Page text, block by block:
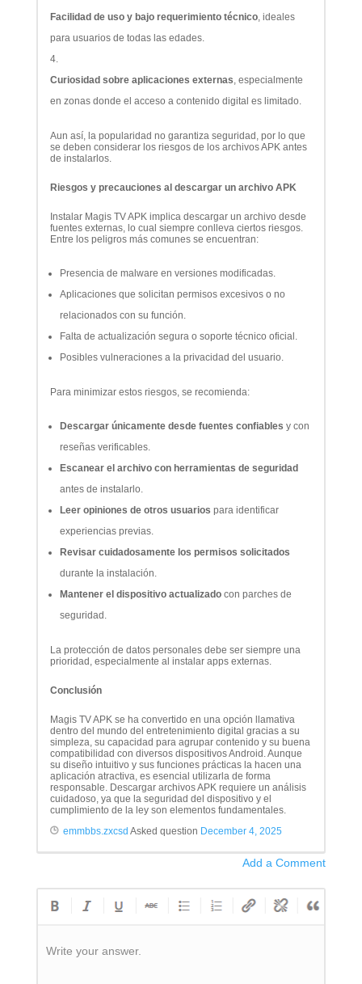
Facilidad de uso y bajo requerimiento técnico, ideales
para usuarios de todas las edades.
Curiosidad sobre aplicaciones externas , especialmente
en zonas donde el acceso a contenido digital es limitado.
Aun así, la popularidad no garantiza seguridad, por lo que
se deben considerar los riesgos de los archivos APK antes
de instalarlos.
Riesgos y precauciones al descargar un archivo APK
Instalar Magis TV APK implica descargar un archivo desde
fuentes externas, lo cual siempre conlleva ciertos riesgos.
Entre los peligros más comunes se encuentran:
Presencia de malware en versiones modificadas.
Aplicaciones que solicitan permisos excesivos o no
relacionados con su función.
Falta de actualización segura o soporte técnico oficial.
Posibles vulneraciones a la privacidad del usuario.
Para minimizar estos riesgos, se recomienda:
Descargar únicamente desde fuentes confiables y con
reseñas verificables.
Escanear el archivo con herramientas de seguridad
antes de instalarlo.
Leer opiniones de otros usuarios para identificar
experiencias previas.
Revisar cuidadosamente los permisos solicitados
durante la instalación.
Mantener el dispositivo actualizadocon parches de
seguridad.
La protección de datos personales debe ser siempre una
prioridad, especialmente al instalar apps externas.
Conclusión
Magis TV APK se ha convertido en una opción llamativa
dentro del mundo del entretenimiento digital gracias a su
simpleza, su capacidad para agrupar contenido y su buena
compatibilidad con diversos dispositivos Android. Aunque
su diseño intuitivo y sus funciones prácticas la hacen una
aplicación atractiva, es esencial utilizarla de forma
responsable. Descargar archivos APK requiere un análisis
cuidadoso, ya que la seguridad del dispositivo y el
cumplimiento de la ley son elementos fundamentales.
emmbbs.zxcsd Asked question December 4, 2025
Add a Comment
Write your answer.